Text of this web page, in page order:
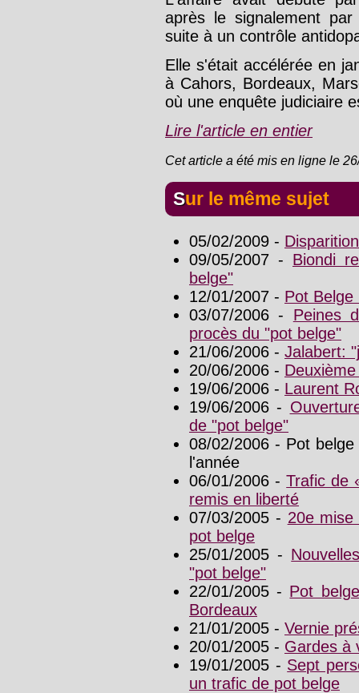
après le signalement
suite à un contrôle
Elle s'était accélérée en
à Cahors, Bordeaux,
où une enquête judiciaire
Lire l'article en entier
Cet article a été mis en ligne le
Sur le même sujet
05/02/2009 -
09/05/2007 - Biondi
belge"
12/01/2007 - Pot Belge
03/07/2006 - Peines
procès du "pot belge"
21/06/2006 - Jalabert:
20/06/2006 -
19/06/2006 - Laurent
19/06/2006 -
de "pot belge"
08/02/2006 - Pot
l'année
06/01/2006 -Trafic de
remis en liberté
07/03/2005 - 20e
pot belge
25/01/2005 -
"pot belge"
22/01/2005 - Pot
Bordeaux
21/01/2005 - Vernie
20/01/2005 - Gardes à
19/01/2005 - Sept
un trafic de pot belge